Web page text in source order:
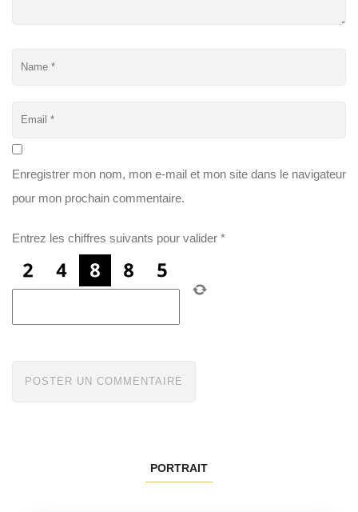
Enregistrer mon nom, mon e-mail et mon site dans le navigateur
pour mon prochain commentaire.
Entrez les chiffres suivants pour valider *
PORTRAIT